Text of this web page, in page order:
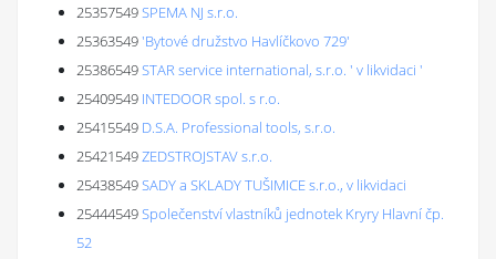
25357549SPEMA NJ s.r.o.
25363549'Bytové družstvo Havlíčkovo 729'
25386549STAR service international, s.r.o. ' v likvidaci '
25409549 INTEDOOR spol. s r.o.
25415549 D.S.A. Professional tools, s.r.o.
25421549ZEDSTROJSTAV s.r.o.
25438549SADY a SKLADY TUŠIMICE s.r.o., v likvidaci
25444549Společenství vlastníků jednotek Kryry Hlavní čp.
52